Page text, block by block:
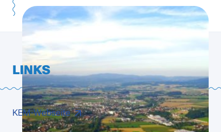
LINKS
KEM-Webseite